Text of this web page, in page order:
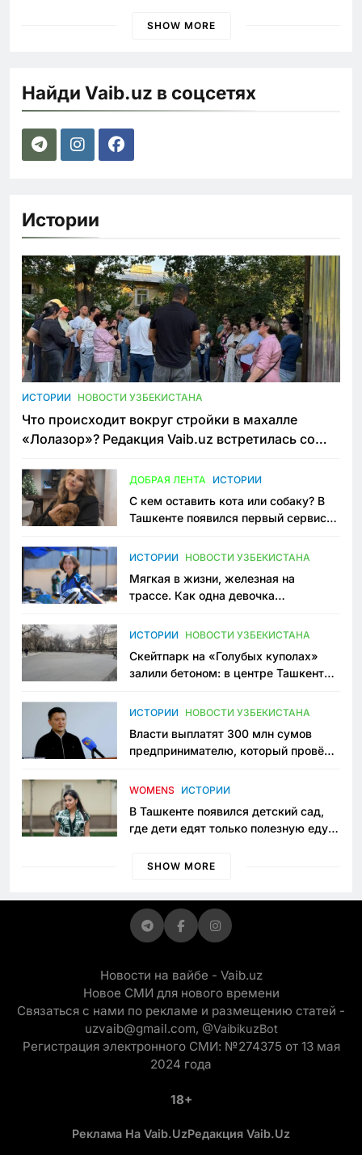
SHOW MORE
Найди Vaib.uz в соцсетях
Истории
ИСТОРИИ НОВОСТИ УЗБЕКИСТАНА
Что происходит вокруг стройки в махалле
«Лолазор»? Редакция Vaib.uz встретилась со
ДОБРАЯ ЛЕНТА ИСТОРИИ
С кем оставить кота или собаку? В
Ташкенте появился первый сервис
ИСТОРИИ НОВОСТИ УЗБЕКИСТАНА
Мягкая в жизни, железная на
трассе. Как одна девочка
Узбекистане
ИСТОРИИ НОВОСТИ УЗБЕКИСТАНА
Скейтпарк на «Голубых куполах»
залили бетоном: в центре Ташкента
пространство
ИСТОРИИ НОВОСТИ УЗБЕКИСТАНА
Власти выплатят 300 млн сумов
предпринимателю, который провёл
приговору
WOMENS ИСТОРИИ
В Ташкенте появился детский сад,
где дети едят только полезную еду.
просить «кашу без сахара»
SHOW MORE
Новости на вайбе - Vaib.uz
Новое СМИ для нового времени
Связаться с нами по рекламе и размещению статей -
uzvaib@gmail.com, @VaibikuzBot
Регистрация электронного СМИ: №274375 от 13 мая
2024 года
18+
Реклама На Vaib.uzРедакция Vaib.uz